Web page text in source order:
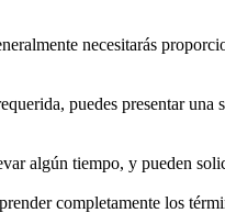
necesitarás
puedes presentar una
algún tiempo, y pueden
completamente los